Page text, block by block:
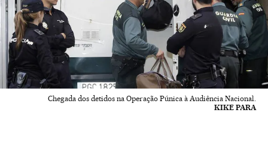
Chegada dos detidos na Operação Púnica à Audiência Nacional.
KIKE PARA